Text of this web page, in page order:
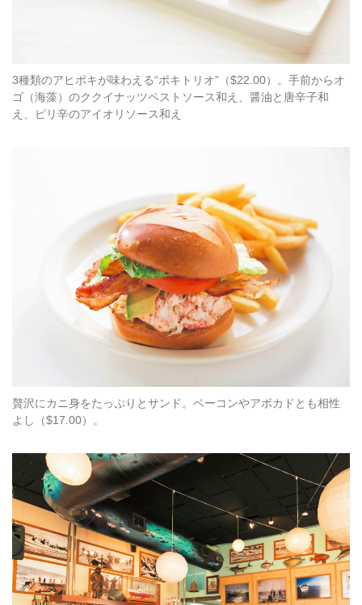
3種類のアヒポキが味わえる“ポキトリオ”（$22.00）。手前からオ
ゴ（海藻）のククイナッツペストソース和え、醤油と唐辛子和
え、ピリ辛のアイオリソース和え
贅沢にカニ身をたっぷりとサンド。ベーコンやアボカドとも相性
よし（$17.00）。